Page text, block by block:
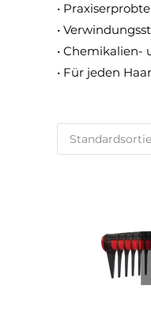
•
•
• Chemikalien-
• Für jeden